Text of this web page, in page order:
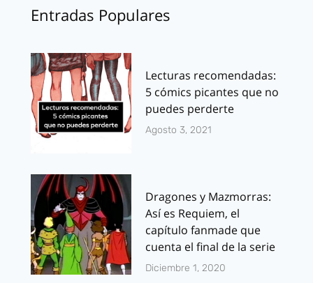
Entradas Populares
Lecturas recomendadas:
5 cómics picantes que no
puedes perderte
Agosto 3, 2021
Dragones y Mazmorras:
Así es Requiem, el
capítulo fanmade que
cuenta el final de la serie
Diciembre 1, 2020